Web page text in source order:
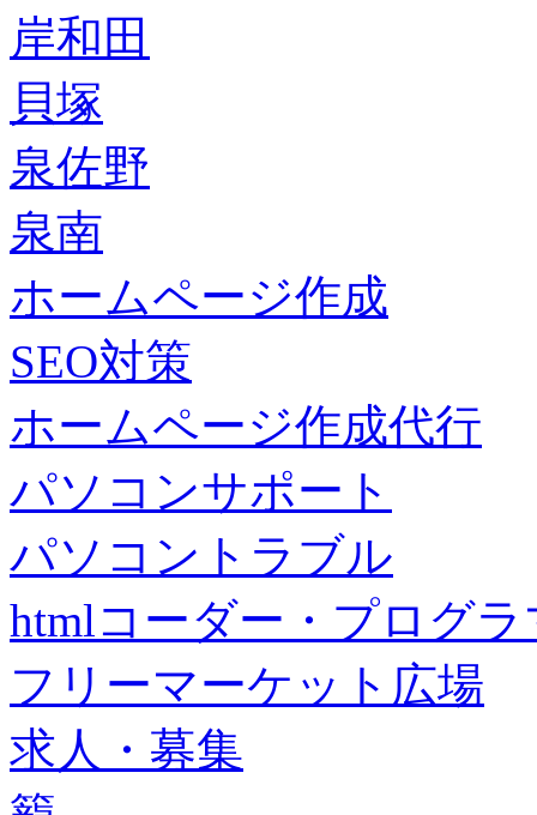
岸和田
貝塚
泉佐野
泉南
ホームページ作成
SEO対策
ホームページ作成代行
パソコンサポート
パソコントラブル
htmlコーダー・プログラ
フリーマーケット広場
求人・募集